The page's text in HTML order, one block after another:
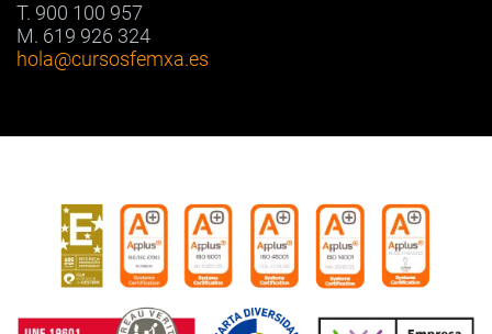
T. 900 100 957
M. 619 926 324
hola@cursosfemxa.es